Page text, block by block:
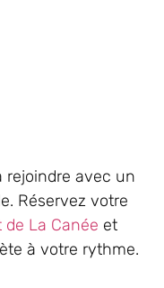
rejoindre avec un
Réservez votre
de La Canée et
à votre rythme.